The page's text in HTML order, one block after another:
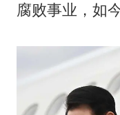
腐败事业，如